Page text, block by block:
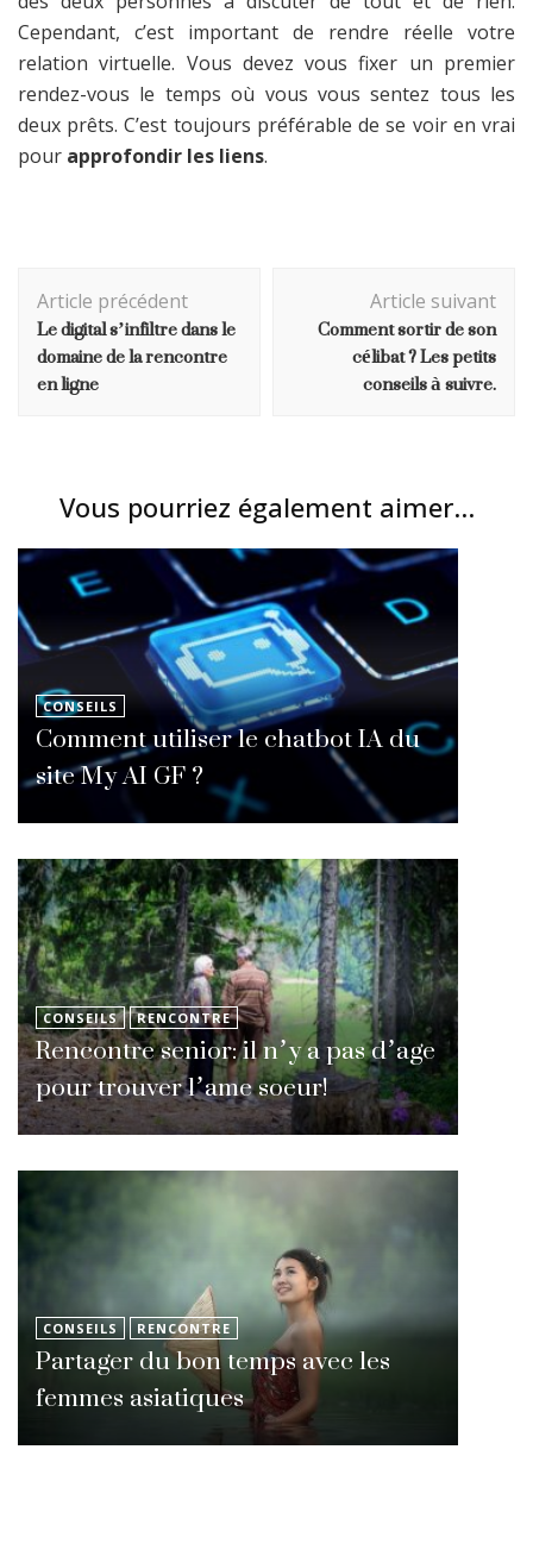
Cependant, c’est important de rendre réelle votre
relation virtuelle. Vous devez vous fixer un premier
rendez-vous le temps où vous vous sentez tous les
deux prêts. C’est toujours préférable de se voir en vrai
pour approfondir les liens.
d'article
Article précédent
Le digital s’infiltre dans le
domaine de la rencontre
en ligne
Article suivant
Comment sortir de son
célibat ? Les petits
conseils à suivre.
Vous pourriez également aimer...
CONSEILS
Comment utiliser le chatbot IA du
site My AI GF ?
CONSEILS RENCONTRE
Rencontre senior: il n’y a pas d’age
pour trouver l’ame soeur!
CONSEILS RENCONTRE
Partager du bon temps avec les
femmes asiatiques